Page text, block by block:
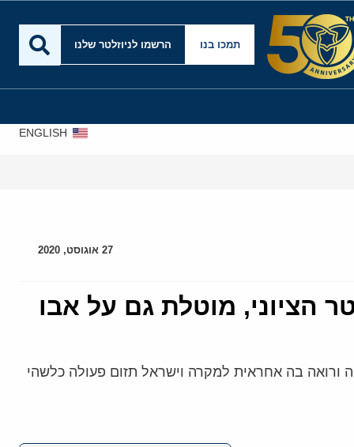
תמכו בנו הרשמו לניוזלטר שלנו
ENGLISH
27 אוגוסט, 2020
הציוני, מוטלת גם על אבו
ורואה בה אחראית למקרה וישראל תזום פעולה כלשהי